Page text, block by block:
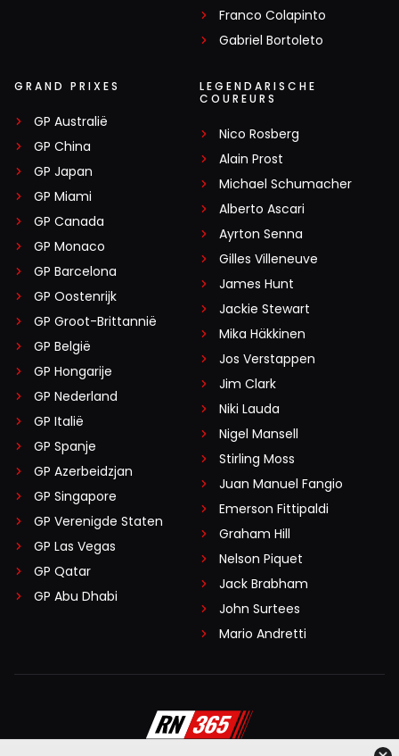
Franco Colapinto
Gabriel Bortoleto
GRAND PRIXES
GP Australië
GP China
GP Japan
GP Miami
GP Canada
GP Monaco
GP Barcelona
GP Oostenrijk
GP Groot-Brittannië
GP België
GP Hongarije
GP Nederland
GP Italië
GP Spanje
GP Azerbeidzjan
GP Singapore
GP Verenigde Staten
GP Las Vegas
GP Qatar
GP Abu Dhabi
LEGENDARISCHE
COUREURS
Nico Rosberg
Alain Prost
Michael Schumacher
Alberto Ascari
Ayrton Senna
Gilles Villeneuve
James Hunt
Jackie Stewart
Mika Häkkinen
Jos Verstappen
Jim Clark
Niki Lauda
Nigel Mansell
Stirling Moss
Juan Manuel Fangio
Emerson Fittipaldi
Graham Hill
Nelson Piquet
Jack Brabham
John Surtees
Mario Andretti